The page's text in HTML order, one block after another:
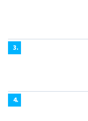
3.
4.